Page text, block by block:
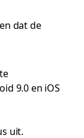
dat de
9.0 en iOS
uit.